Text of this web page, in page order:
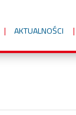
AKTUALNOŚCI